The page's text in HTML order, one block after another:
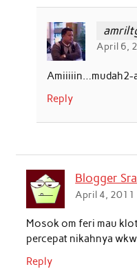
April 6,
Amiiiiin…mudah2-
Reply
Blogger
April 4, 2011
Mosok om feri mau
percepat nikahnya
Reply